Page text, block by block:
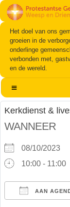
Het doel van ons
groeien in de
onderlinge
verbonden met,
en de wereld.
Kerkdienst &
WANNEER
08/10/2023
10:00 - 11:00
AAN